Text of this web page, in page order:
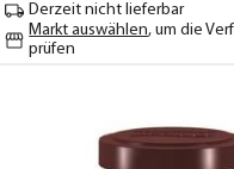
Derzeit nicht lieferbar
Markt auswählen, um die
prüfen